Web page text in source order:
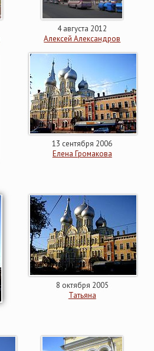
4 августа 2012
Алексей Александров
13 сентября 2006
Елена Громакова
8 октября 2005
Татьяна